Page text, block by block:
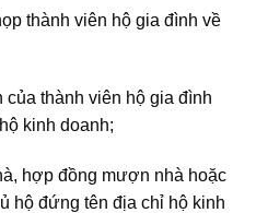
thành viên hộ gia đình về
của thành viên hộ gia đình
kinh doanh;
hợp đồng mượn nhà hoặc
hộ đứng tên địa chỉ hộ kinh